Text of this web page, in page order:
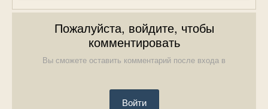
Пожалуйста, войдите, чтобы
комментировать
Вы сможете оставить комментарий после входа в
Войти